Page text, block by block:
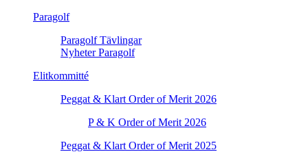
Paragolf
Paragolf Tävlingar
Nyheter Paragolf
Elitkommitté
Peggat & Klart Order of Merit 2026
P & K Order of Merit 2026
Peggat & Klart Order of Merit 2025